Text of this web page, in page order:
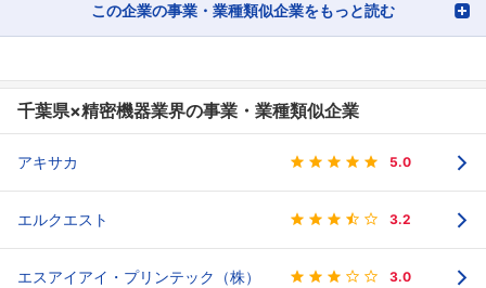
この企業の事業・業種類似企業をもっと読む
千葉県×精密機器業界の事業・業種類似企業
アキサカ 5.0
エルクエスト 3.2
エスアイアイ・プリンテック（株） 3.0